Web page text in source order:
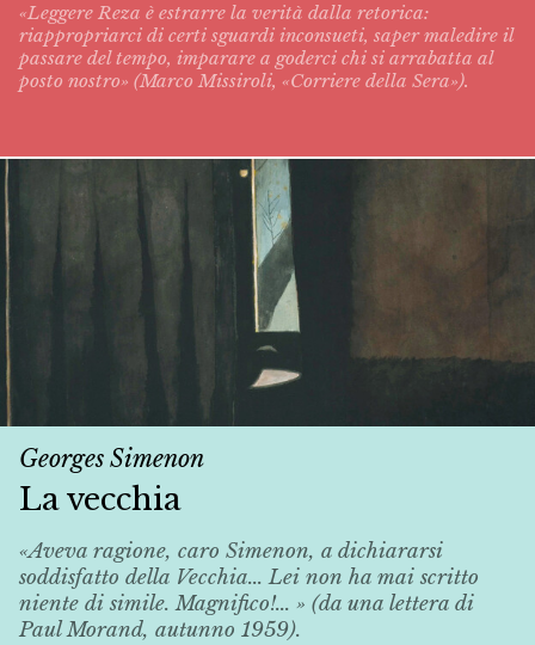
«Leggere Reza è estrarre la verità dalla retorica:
riappropriarci di certi sguardi inconsueti, saper maledire il
passare del tempo, imparare a goderci chi si arrabatta al
posto nostro» (Marco Missiroli, «Corriere della Sera»).
Georges Simenon
La vecchia
«Aveva ragione, caro Simenon, a dichiararsi
soddisfatto della Vecchia... Lei non ha mai scritto
niente di simile. Magnifico!... » (da una lettera di
Paul Morand, autunno 1959).